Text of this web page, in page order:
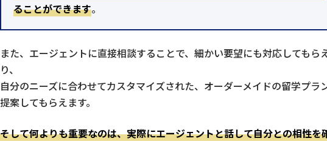
ることができます。
また、エージェントに直接相談することで、細かい要望にも対応してもら
り、
自分のニーズに合わせてカスタマイズされた、オーダーメイドの留学プラ
提案してもらえます。
そして何よりも重要なのは、実際にエージェントと話して自分との相性を